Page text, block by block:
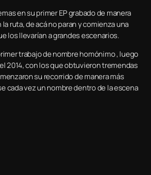
en su primer EP grabado de manera
ruta, de acá no paran y comienza una
los llevarían a grandes escenarios.
trabajo de nombre homónimo , luego
2014, con los que obtuvieron tremendas
su recorrido de manera más
cada vez un nombre dentro de la escena